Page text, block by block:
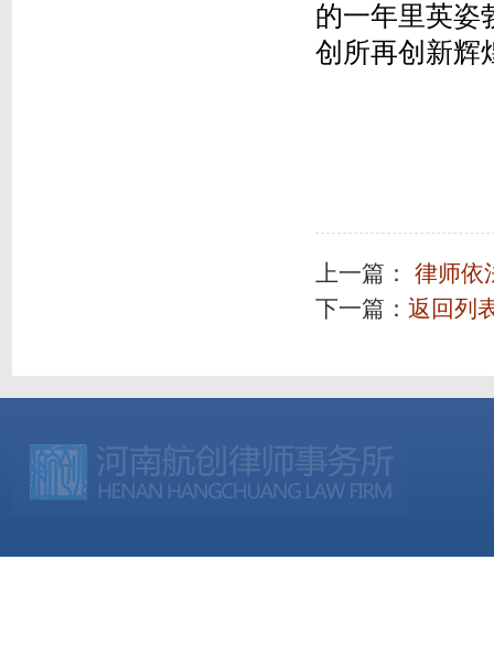
的一年里英姿
创所再创新辉
上一篇：
律师依
下一篇： 返回列